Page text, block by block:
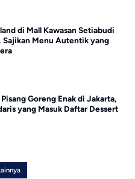
di Mall Kawasan Setiabudi
Sajikan Menu Autentik yang
Goreng Enak di Jakarta,
yang Masuk Daftar Dessert